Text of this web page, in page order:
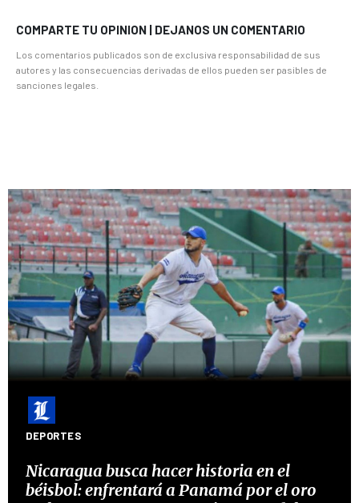
COMPARTE TU OPINION | DEJANOS UN COMENTARIO
Los comentarios publicados son de exclusiva responsabilidad de sus
autores y las consecuencias derivadas de ellos pueden ser pasibles de
sanciones legales.
DEPORTES
Nicaragua busca hacer historia en el
béisbol: enfrentará a Panamá por el oro